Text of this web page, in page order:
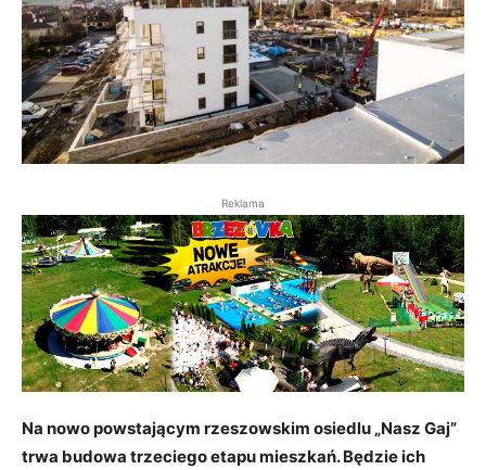
Reklama
Na nowo powstającym rzeszowskim osiedlu „Nasz Gaj”
trwa budowa trzeciego etapu mieszkań. Będzie ich